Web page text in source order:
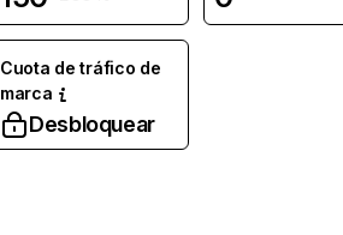
Cuota de tráfico de
marca
Desbloquear